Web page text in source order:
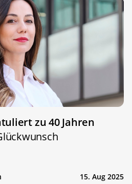
zu 40 Jahren
15. Aug 2025